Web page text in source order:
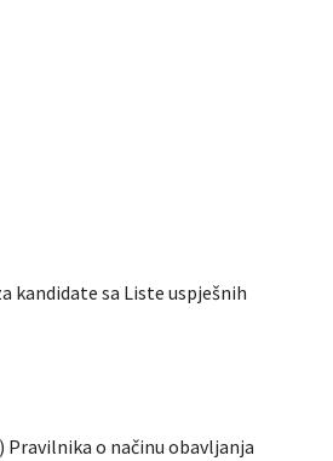
kandidate sa Liste uspješnih
Pravilnika o načinu obavljanja